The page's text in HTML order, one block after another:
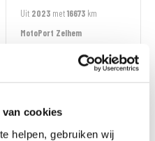
cookies
helpen, gebruiken wij
Uit 2023 met16673 km
MotoPort Zelhem